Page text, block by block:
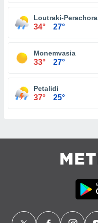
Loutraki-Perachora
34° 27°
Monemvasia
33° 27°
Petalidi
37° 25°